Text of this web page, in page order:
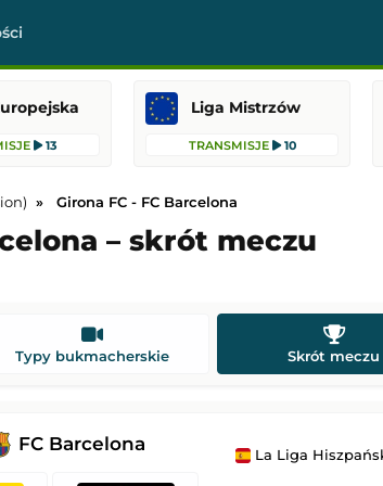
13
Liga Mistrzów
TRANSMISJE 10
Girona FC - FC Barcelona
Dodany: 06.08.2026 20:00
Dodany: 06.08.2026 20:00
– skrót meczu
Typy bukmacherskie Skrót meczu
FC Barcelona
La Liga Hiszpańska